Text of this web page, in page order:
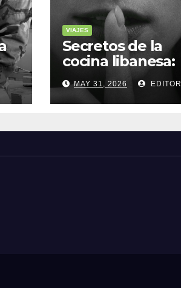
VIAJES
Secretos de la
cocina libanesa:
sabores que
cuentan historias
MAY 31, 2026 EDITOR